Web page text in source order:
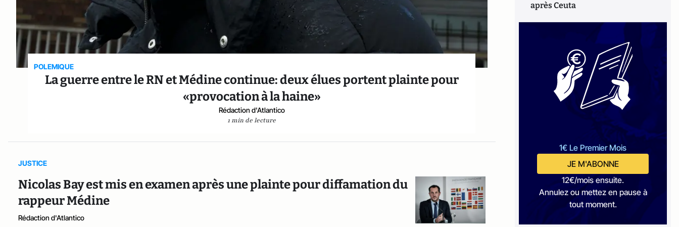
POLEMIQUE
La guerre entre le RN et Médine continue: deux élues portent plainte pour
«provocation à la haine»
Rédaction d'Atlantico
1 min de lecture
JUSTICE
Nicolas Bay est mis en examen après une plainte pour diffamation du
rappeur Médine
Rédaction d'Atlantico
après Ceuta
1€ Le Premier Mois
JE M'ABONNE
12€/mois ensuite.
Annulez ou mettez en pause à
tout moment.